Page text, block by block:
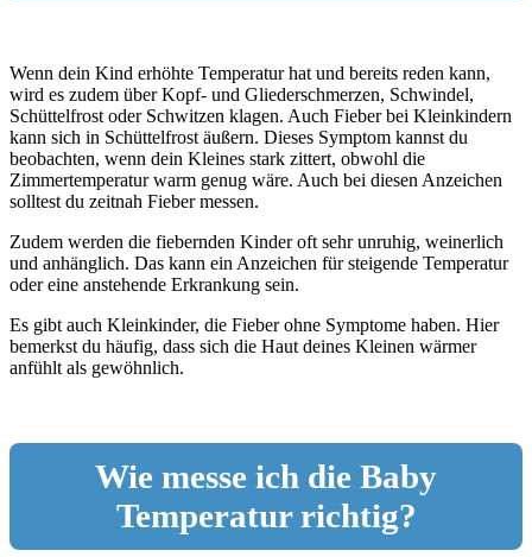
Wenn dein Kind erhöhte Temperatur hat und bereits reden kann,
wird es zudem über Kopf- und Gliederschmerzen, Schwindel,
Schüttelfrost oder Schwitzen klagen. Auch Fieber bei Kleinkindern
kann sich in Schüttelfrost äußern. Dieses Symptom kannst du
beobachten, wenn dein Kleines stark zittert, obwohl die
Zimmertemperatur warm genug wäre. Auch bei diesen Anzeichen
solltest du zeitnah Fieber messen.
Zudem werden die fiebernden Kinder oft sehr unruhig, weinerlich
und anhänglich. Das kann ein Anzeichen für steigende Temperatur
oder eine anstehende Erkrankung sein.
Es gibt auch Kleinkinder, die Fieber ohne Symptome haben. Hier
bemerkst du häufig, dass sich die Haut deines Kleinen wärmer
anfühlt als gewöhnlich.
Wie messe ich die Baby
Temperatur richtig?